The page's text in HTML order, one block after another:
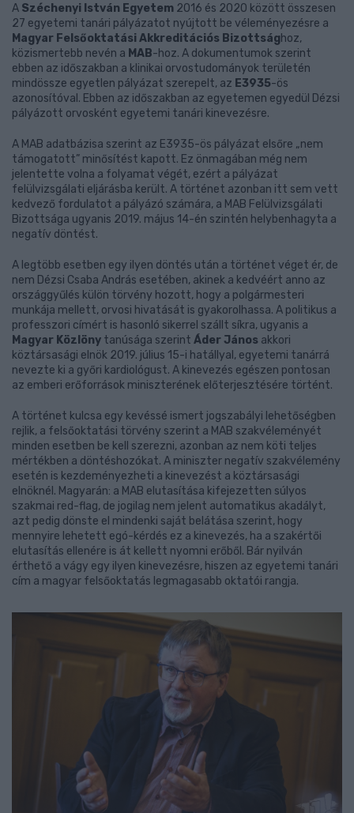
A Széchenyi István Egyetem 2016 és 2020 között összesen
27 egyetemi tanári pályázatot nyújtott be véleményezésre a
Magyar Felsőoktatási Akkreditációs Bizottsághoz,
közismertebb nevén a MAB-hoz. A dokumentumok szerint
ebben az időszakban a klinikai orvostudományok területén
mindössze egyetlen pályázat szerepelt, az E3935-ös
azonosítóval. Ebben az időszakban az egyetemen egyedül Dézsi
pályázott orvosként egyetemi tanári kinevezésre.
A MAB adatbázisa szerint az E3935-ös pályázat elsőre „nem
támogatott” minősítést kapott. Ez önmagában még nem
jelentette volna a folyamat végét, ezért a pályázat
felülvizsgálati eljárásba került. A történet azonban itt sem vett
kedvező fordulatot a pályázó számára, a MAB Felülvizsgálati
Bizottsága ugyanis 2019. május 14-én szintén helybenhagyta a
negatív döntést.
A legtöbb esetben egy ilyen döntés után a történet véget ér, de
nem Dézsi Csaba András esetében, akinek a kedvéért anno az
országgyűlés külön törvény hozott, hogy a polgármesteri
munkája mellett, orvosi hivatását is gyakorolhassa. A politikus a
professzori címért is hasonló sikerrel szállt síkra, ugyanis a
Magyar Közlöny tanúsága szerint Áder János akkori
köztársasági elnök 2019. július 15-i hatállyal, egyetemi tanárrá
nevezte ki a győri kardiológust. A kinevezés egészen pontosan
az emberi erőforrások miniszterének előterjesztésére történt.
A történet kulcsa egy kevéssé ismert jogszabályi lehetőségben
rejlik, a felsőoktatási törvény szerint a MAB szakvéleményét
minden esetben be kell szerezni, azonban az nem köti teljes
mértékben a döntéshozókat. A miniszter negatív szakvélemény
esetén is kezdeményezheti a kinevezést a köztársasági
elnöknél. Magyarán: a MAB elutasítása kifejezetten súlyos
szakmai red-flag, de jogilag nem jelent automatikus akadályt,
azt pedig dönste el mindenki saját belátása szerint, hogy
mennyire lehetett egó-kérdés ez a kinevezés, ha a szakértői
elutasítás ellenére is át kellett nyomni erőből. Bár nyilván
érthető a vágy egy ilyen kinevezésre, hiszen az egyetemi tanári
cím a magyar felsőoktatás legmagasabb oktatói rangja.